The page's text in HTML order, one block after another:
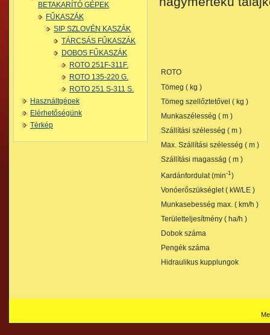
BETAKARÍTÓ GÉPEK
FŰKASZÁK
SIP SZLOVÉN KASZÁK
TÁRCSÁS FŰKASZÁK
DOBOS FŰKASZÁK
ROTO 251F-311F.
ROTO 135-220 G.
ROTO 251 S-311 S.
Használtgépek
Elérhetőségünk
Térkép
ROTO
Tömeg ( kg )
Tömeg szellőztetővel ( kg )
Munkaszélesség ( m )
Szállítási szélesség ( m )
Max. Szállítási szélesség ( m )
Szállítási magasság ( m )
Kardánfordulat (min-1)
Vonóerőszükséglet ( kW/LE )
Munkasebesség max. ( km/h )
Területteljesítmény ( ha/h )
Dobok száma
Pengék száma
Hidraulikus kupplungok